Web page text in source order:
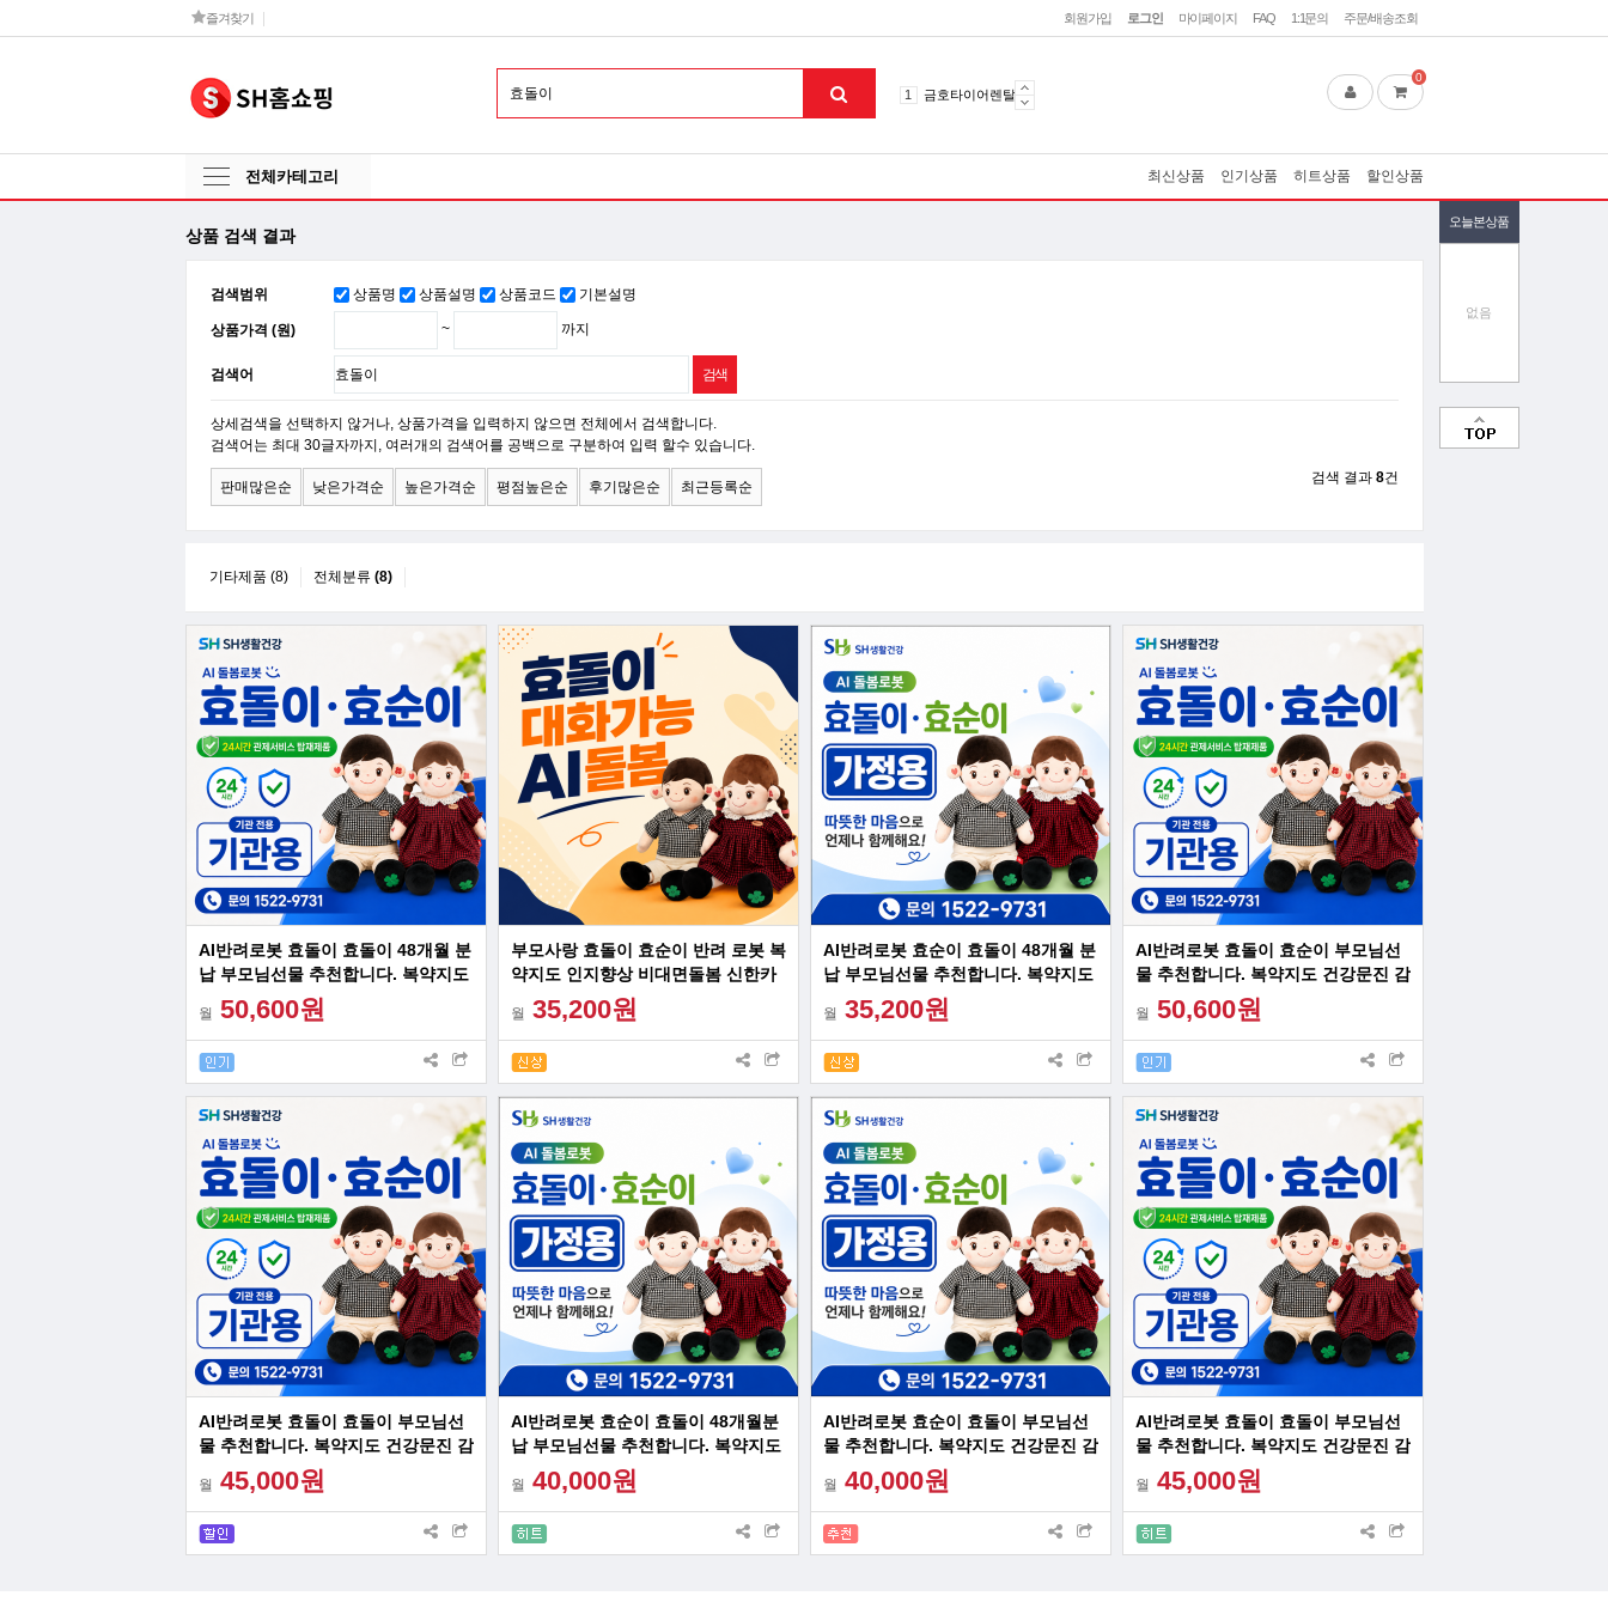
회원가입 로그인 마이페이지 FAQ 1:1문의 주문/배송조회
즐겨찾기
1 금호타이어렌탈
3 라파402
0
전체카테고리 최신상품 인기상품 히트상품 할인상품
상품 검색 결과
오늘본상품
없음
검색범위 상품명 상품설명 상품코드 기본설명
상품가격 (원) ~ 까지
검색어
상세검색을 선택하지 않거나, 상품가격을 입력하지 않으면 전체에서 검색합니다.
검색어는 최대 30글자까지, 여러개의 검색어를 공백으로 구분하여 입력 할수 있습니다.
판매많은순 낮은가격순 높은가격순 평점높은순 후기많은순 최근등록순
검색 결과 8건
기타제품 (8) 전체분류 (8)
AI반려로봇 효돌이 효돌이 48개월 분
납 부모님선물 추천합니다. 복약지도
건강문진 감성대화 혼자계신 어르신
최고의 선물
월 50,600원
부모사랑 효돌이 효순이 반려 로봇 복
약지도 인지향상 비대면돌봄 신한카
드 장기할부
월 35,200원
AI반려로봇 효순이 효돌이 48개월 분
납 부모님선물 추천합니다. 복약지도
건강문진 감성대화 혼자계신 어르신
최고의 선물
월 35,200원
AI반려로봇 효돌이 효순이 부모님선
물 추천합니다. 복약지도 건강문진 감
성대화 혼자계신 어르신 최고의 선물
24시간 관제서비스 장착
월 50,600원
AI반려로봇 효돌이 효돌이 부모님선
물 추천합니다. 복약지도 건강문진 감
성대화 혼자계신 어르신 최고의 선물
월 45,000원
AI반려로봇 효순이 효돌이 48개월분
납 부모님선물 추천합니다. 복약지도
건강문진 감성대화 혼자계신 어르신
최고의 선물
월 40,000원
AI반려로봇 효순이 효돌이 부모님선
물 추천합니다. 복약지도 건강문진 감
성대화 혼자계신 어르신 최고의 선물
월 40,000원
AI반려로봇 효돌이 효돌이 부모님선
물 추천합니다. 복약지도 건강문진 감
성대화 혼자계신 어르신 최고의 선물
월 45,000원